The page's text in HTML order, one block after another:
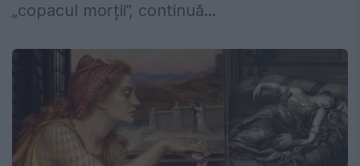
„copacul morții”, continuă...